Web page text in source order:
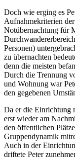
Doch wie erging es
Aufnahmekriterien
Notübernachtung für
Personen)
zu übernachten
denn die meisten
Durch die Trennung
und Wohnung war
den gegebenen
Da er die Einrichtung
erst wieder am
den öffentlichen
Gruppendynamik
Auch in der
driftete Peter